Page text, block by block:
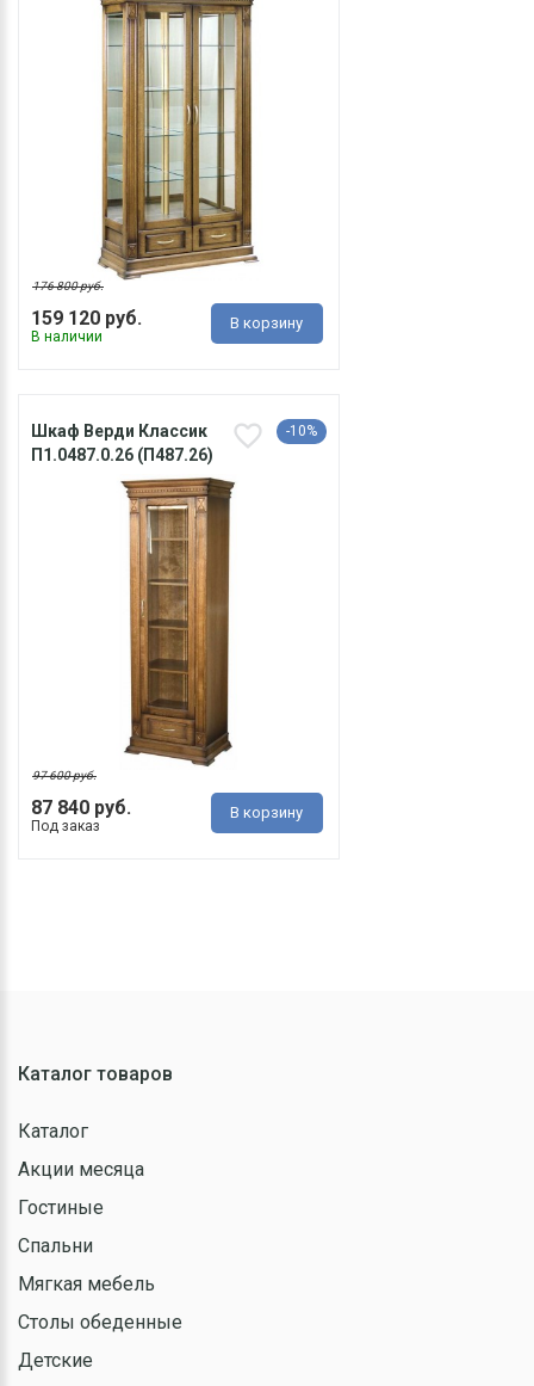
159 120 руб.
176 800 руб.
В наличии
В корзину
Шкаф Верди Классик
П1.0487.0.26 (П487.26)
-10%
87 840 руб.
97 600 руб.
Под заказ
В корзину
Каталог товаров
Каталог
Акции месяца
Гостиные
Спальни
Мягкая мебель
Столы обеденные
Детские